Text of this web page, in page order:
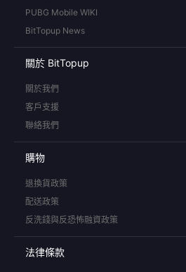
PUBG Mobile WIKI
BitTopup News
關於 BitTopup
關於我們
客戶支援
聯絡我們
購物
退換貨政策
配送政策
反洗錢與反恐怖融資政策
法律條款